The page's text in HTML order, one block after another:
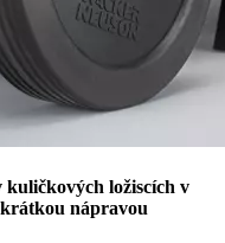
kuličkových ložiscích v
nápravou